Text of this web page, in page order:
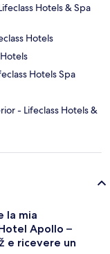
Hotels & Spa
Hotels
Hotels Spa
- Lifeclass Hotels &
la mia
Apollo –
e ricevere un